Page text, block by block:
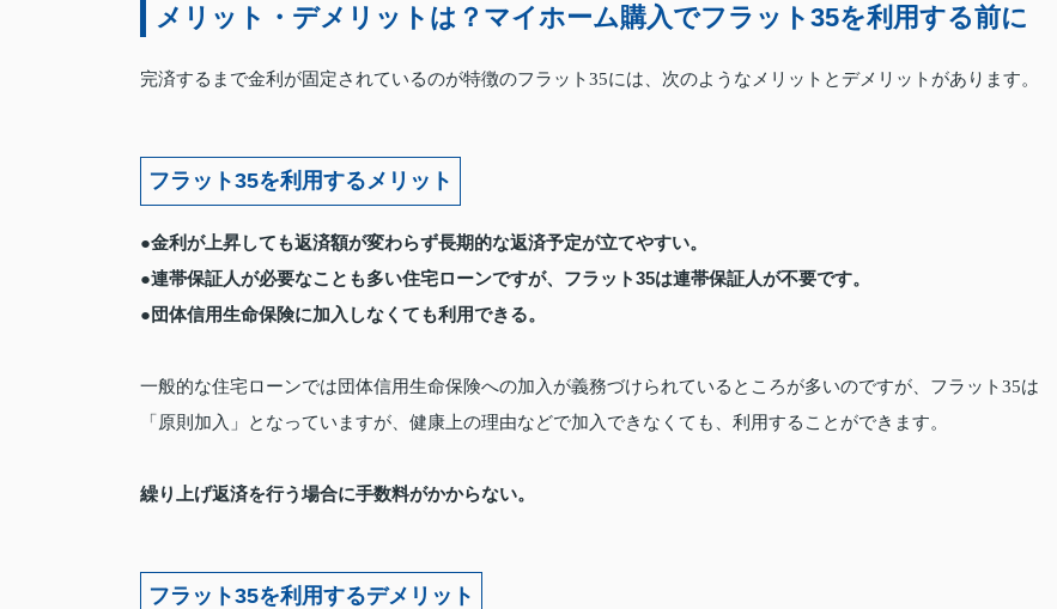
メリット・デメリットは？マイホーム購入でフラット35を利用する前に
完済するまで金利が固定されているのが特徴のフラット35には、次のようなメリットとデメリットがあります。
フラット35を利用するメリット
●金利が上昇しても返済額が変わらず長期的な返済予定が立てやすい。
●連帯保証人が必要なことも多い住宅ローンですが、フラット35は連帯保証人が不要です。
●団体信用生命保険に加入しなくても利用できる。
一般的な住宅ローンでは団体信用生命保険への加入が義務づけられているところが多いのですが、フラット35は
「原則加入」となっていますが、健康上の理由などで加入できなくても、利用することができます。
繰り上げ返済を行う場合に手数料がかからない。
フラット35を利用するデメリット